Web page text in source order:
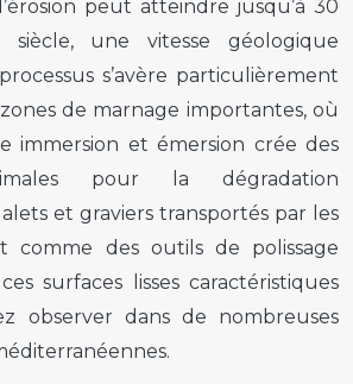
peut atteindre jusqu’à 30
siècle, une vitesse géologique
s’avère particulièrement
de marnage importantes, où
immersion et émersion crée des
pour la dégradation
et graviers transportés par les
comme des outils de polissage
surfaces lisses caractéristiques
observer dans de nombreuses